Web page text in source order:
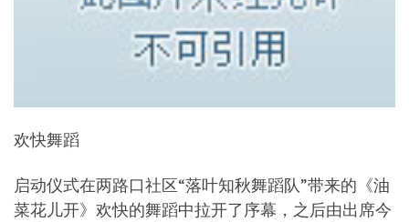
欢快舞蹈
启动仪式在两路口社区“落叶知秋舞蹈队”带来的《油
菜花儿开》欢快的舞蹈中拉开了序幕，之后由出席今